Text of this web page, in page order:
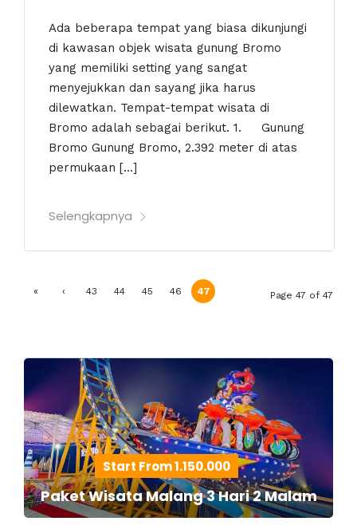
Ada beberapa tempat yang biasa dikunjungi
di kawasan objek wisata gunung Bromo
yang memiliki setting yang sangat
menyejukkan dan sayang jika harus
dilewatkan. Tempat-tempat wisata di
Bromo adalah sebagai berikut. 1. Gunung
Bromo Gunung Bromo, 2.392 meter di atas
permukaan […]
Selengkapnya
« ‹ 43 44 45 46 47 Page 47 of 47
Start From 1.150.000
Paket Wisata Malang 3 Hari 2 Malam